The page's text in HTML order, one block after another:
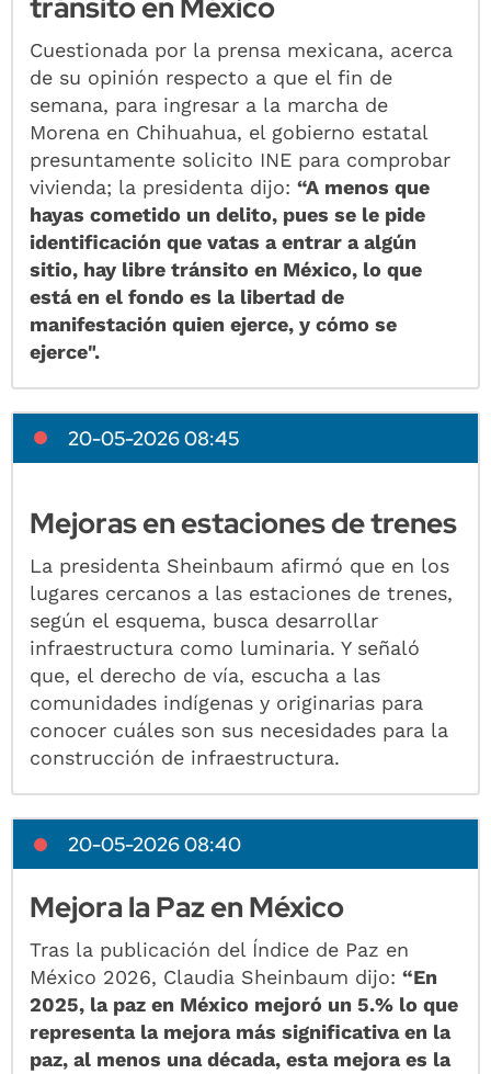
Cuestionada por la prensa mexicana, acerca
de su opinión respecto a que el fin de
semana, para ingresar a la marcha de
Morena en Chihuahua, el gobierno estatal
presuntamente solicito INE para comprobar
vivienda; la presidenta dijo:“A menos que
hayas cometido un delito, pues se le pide
identificación que vatas a entrar a algún
sitio, hay libre tránsito en México, lo que
está en el fondo es la libertad de
manifestación quien ejerce, y cómo se
ejerce".
20-05-2026 08:45
Mejoras en estaciones de trenes
La presidenta Sheinbaum afirmó que en los
lugares cercanos a las estaciones de trenes,
según el esquema, busca desarrollar
infraestructura como luminaria. Y señaló
que, el derecho de vía, escucha a las
comunidades indígenas y originarias para
conocer cuáles son sus necesidades para la
construcción de infraestructura.
20-05-2026 08:40
Mejora la Paz en México
Tras la publicación del Índice de Paz en
México 2026, Claudia Sheinbaum dijo:“En
2025, la paz en México mejoró un 5.% lo que
representa la mejora más significativa en la
paz, al menos una década, esta mejora es la